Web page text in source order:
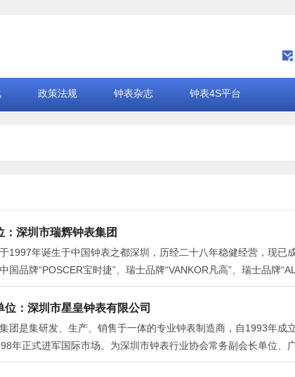
政策法规 钟表杂志 钟表4S平台
：深圳市瑞辉钟表集团
1997年诞生于中国钟表之都深圳，历经二十八年稳健经营，现已
国品牌“POSCER宝时捷”、瑞士品牌“VANKOR凡高”、瑞士品牌
等品牌，在中国拥有近3000个终端销售网点及完善的售后服
集团公司。
位：深圳市星皇钟表有限公司
团是集研发、生产、销售于一体的专业钟表制造商，自1993年成
年正式进军国际市场。为深圳市钟表行业协会常务副会长单位、
表协会常务理事单位。目前集团旗下拥有自主中国民族钟表品